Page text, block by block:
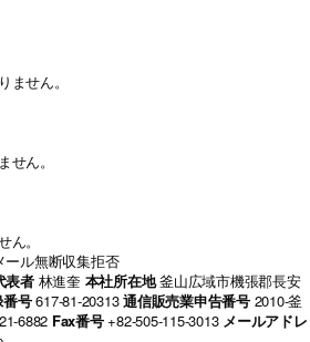
せん。
ん。
。
ール無断収集拒否
表者林進奎 本社所在地釜山広域市機張郡長安
号617-81-20313通信販売業申告番号2010-釜
6882 Fax番号+82-505-115-3013 メールアドレ